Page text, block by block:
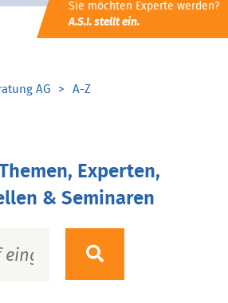
Sie möchten Experte werden?
A.S.I. stellt ein.
AG A-Z
Experten,
& Seminaren